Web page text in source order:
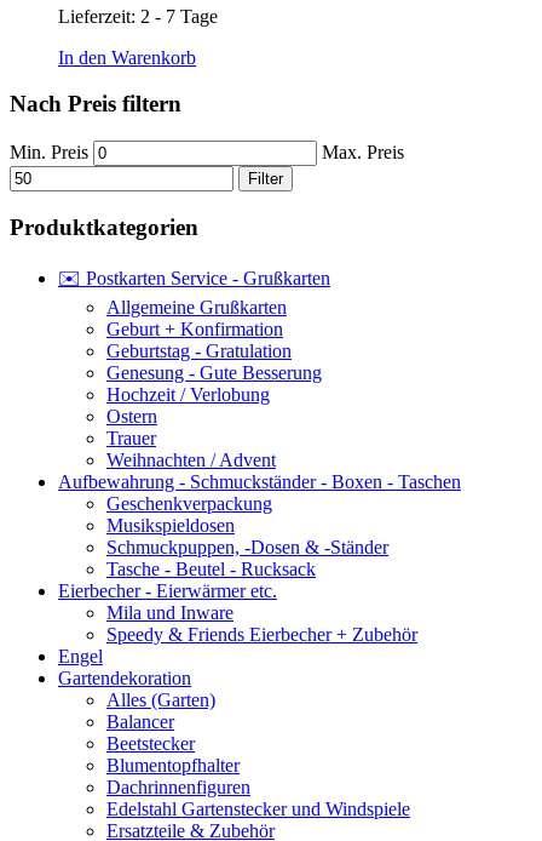
Lieferzeit: 2 - 7 Tage
In den Warenkorb
Nach Preis filtern
Min. Preis Max. Preis
Filter
Produktkategorien
✉️ Postkarten Service - Grußkarten
Allgemeine Grußkarten
Geburt + Konfirmation
Geburtstag - Gratulation
Genesung - Gute Besserung
Hochzeit / Verlobung
Ostern
Trauer
Weihnachten / Advent
Aufbewahrung - Schmuckständer - Boxen - Taschen
Geschenkverpackung
Musikspieldosen
Schmuckpuppen, -Dosen & -Ständer
Tasche - Beutel - Rucksack
Eierbecher - Eierwärmer etc.
Mila und Inware
Speedy & Friends Eierbecher + Zubehör
Engel
Gartendekoration
Alles (Garten)
Balancer
Beetstecker
Blumentopfhalter
Dachrinnenfiguren
Edelstahl Gartenstecker und Windspiele
Ersatzteile & Zubehör